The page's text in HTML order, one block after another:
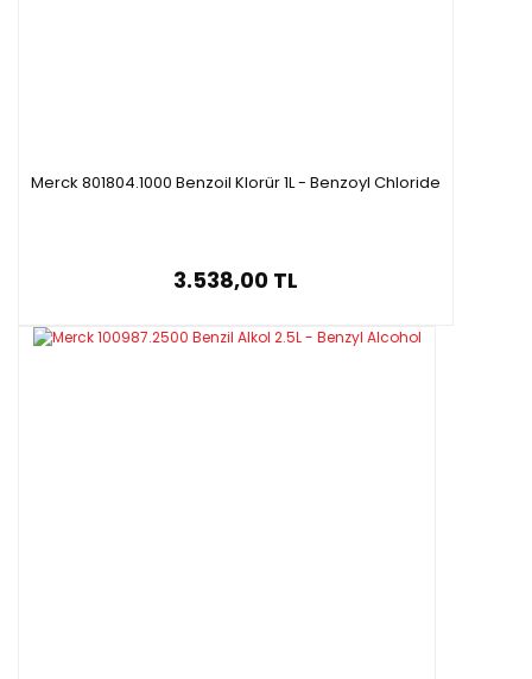
Merck 801804.1000 Benzoil Klorür 1L - Benzoyl Chloride
3.538,00 TL